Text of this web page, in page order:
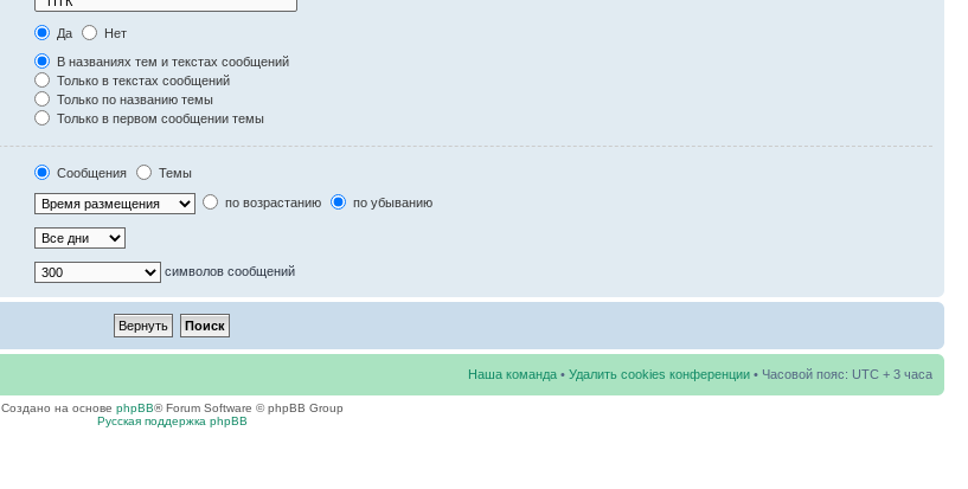
Да
Нет
В названиях тем и текстах сообщений
Только в текстах сообщений
Только по названию темы
Только в первом сообщении темы
Сообщения
Темы
по возрастанию по убыванию
символов сообщений
Наша команда • Удалить cookies конференции • Часовой пояс: UTC + 3 часа
Создано на основе phpBB® Forum Software © phpBB Group
Русская поддержка phpBB